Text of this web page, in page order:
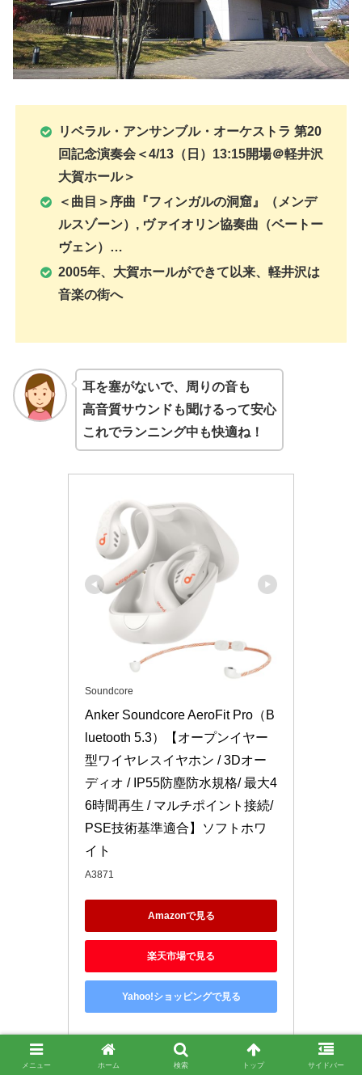
リベラル・アンサンブル・オーケストラ 第20
回記念演奏会＜4/13（日）13:15開場＠軽井沢
大賀ホール＞
＜曲目＞序曲『フィンガルの洞窟』（メンデ
ルスゾーン）, ヴァイオリン協奏曲（ベートー
ヴェン）…
2005年、大賀ホールができて以来、軽井沢は
音楽の街へ
耳を塞がないで、周りの音も
高音質サウンドも聞けるって安心
これでランニング中も快適ね！
Soundcore
Anker Soundcore AeroFit Pro（B
luetooth 5.3）【オープンイヤー
型ワイヤレスイヤホン / 3Dオー
ディオ / IP55防塵防水規格/ 最大4
6時間再生 / マルチポイント接続/
PSE技術基準適合】ソフトホワ
イト
A3871
Amazonで見る
楽天市場で見る
Yahoo!ショッピングで見る
メニュー ホーム 検索 トップ サイドバー